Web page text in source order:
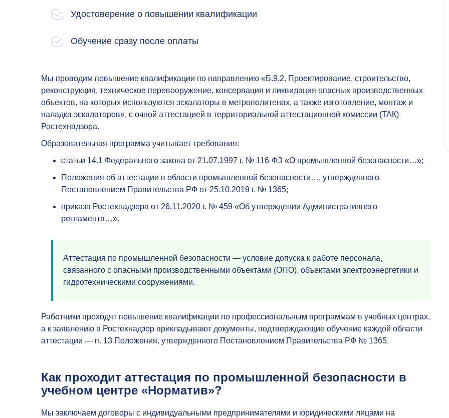
Удостоверение о повышении квалификации
Обучение сразу после оплаты
Мы проводим повышение квалификации по направлению «Б.9.2. Проектирование, строительство,
реконструкция, техническое перевооружение, консервация и ликвидация опасных производственных
объектов, на которых используются эскалаторы в метрополитенах, а также изготовление, монтаж и
наладка эскалаторов», с очной аттестацией в территориальной аттестационной комиссии (ТАК)
Ростехнадзора.
Образовательная программа учитывает требования:
статьи 14.1 Федерального закона от 21.07.1997 г. № 116-ФЗ «О промышленной безопасности…»;
Положения об аттестации в области промышленной безопасности…, утвержденного
Постановлением Правительства РФ от 25.10.2019 г. № 1365;
приказа Ростехнадзора от 26.11.2020 г. № 459 «Об утверждении Административного
регламента…».
Аттестация по промышленной безопасности — условие допуска к работе персонала,
связанного с опасными производственными объектами (ОПО), объектами электроэнергетики и
гидротехническими сооружениями.
Работники проходят повышение квалификации по профессиональным программам в учебных центрах,
а к заявлению в Ростехнадзор прикладывают документы, подтверждающие обучение каждой области
аттестации — п. 13 Положения, утвержденного Постановлением Правительства РФ № 1365.
Как проходит аттестация по промышленной безопасности в
учебном центре «Норматив»?
Мы заключаем договоры с индивидуальными предпринимателями и юридическими лицами на